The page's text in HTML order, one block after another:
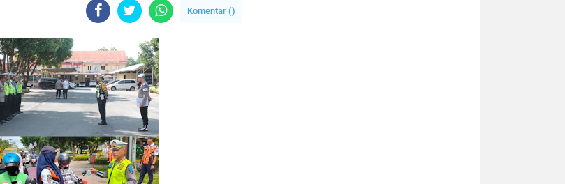
Komentar ()